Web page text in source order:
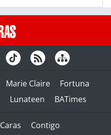
Marie Claire
Fortuna
Lunateen BATimes
Caras
Contigo